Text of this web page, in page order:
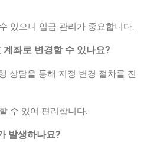
있으니 입금 관리가 중요합니다.
좌로 변경할 수 있나요?
상담을 통해 지정 변경 절차를 진
수 있어 편리합니다.
발생하나요?